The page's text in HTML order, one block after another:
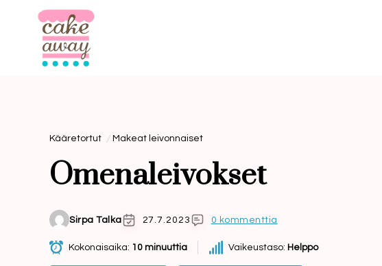
sisältöön
Kääretortut Makeat leivonnaiset
Omenaleivokset
Sirpa Talka 27.7.2023 0 kommenttia
Kokonaisaika: 10 minuuttia Vaikeustaso: Helppo